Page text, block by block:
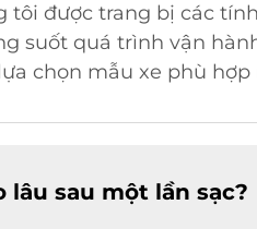
tôi được trang bị các
suốt quá trình vận
chọn mẫu xe phù
sau một lần sạc?